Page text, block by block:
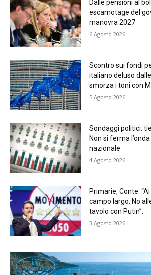
Dalle pensioni al
escamotage del
manovra 2027
6 Agosto 2026
Scontro sui fondi
italiano deluso
smorza i toni con
5 Agosto 2026
Sondaggi politici:
Non si ferma
nazionale
4 Agosto 2026
Primarie, Conte:
campo largo. No
tavolo con Putin”.
3 Agosto 2026